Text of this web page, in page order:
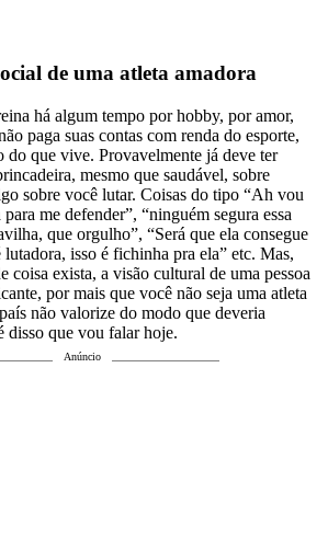
de uma atleta amadora
há algum tempo por hobby, por amor,
paga suas contas com renda do esporte,
do que vive. Provavelmente já deve ter
mesmo que saudável, sobre
sobre você lutar. Coisas do tipo “Ah vou
me defender”, “ninguém segura essa
que orgulho”, “Será que ela consegue
isso é fichinha pra ela” etc. Mas,
coisa exista, a visão cultural de uma pessoa
por mais que você não seja uma atleta
não valorize do modo que deveria
disso que vou falar hoje.
Anúncio